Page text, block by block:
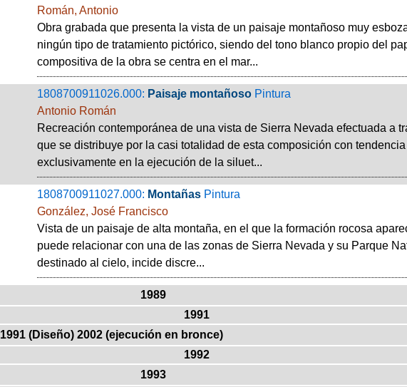
Román, Antonio
Obra grabada que presenta la vista de un paisaje montañoso muy
ningún tipo de tratamiento pictórico, siendo del tono blanco propio del
compositiva de la obra se centra en el mar...
1808700911026.000: Paisaje montañoso Pintura
Antonio Román
Recreación contemporánea de una vista de Sierra Nevada efectuada a
que se distribuye por la casi totalidad de esta composición con
exclusivamente en la ejecución de la siluet...
1808700911027.000: Montañas Pintura
González, José Francisco
Vista de un paisaje de alta montaña, en el que la formación rocosa
puede relacionar con una de las zonas de Sierra Nevada y su Parque
destinado al cielo, incide discre...
1989
1991
1991 (Diseño) 2002 (ejecución en bronce)
1992
1993